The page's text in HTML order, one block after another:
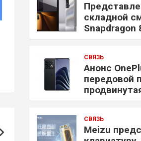
складной
Snapdragon
СВЯЗЬ
Анонс
передовой
СВЯЗЬ
Meizu